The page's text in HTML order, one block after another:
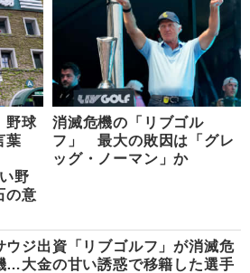
野球
葉
野
の意
消滅危機の「リブゴル
フ」 最大の敗因は「グレ
ッグ・ノーマン」か
ウジ出資「リブゴルフ」が消滅危
…大金の甘い誘惑で移籍した選手